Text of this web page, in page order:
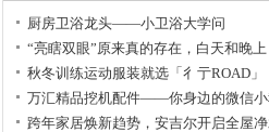
厨房卫浴龙头——小卫浴大学问
“亮瞎双眼”原来真的存在，白天和晚上
秋冬训练运动服装就选「彳亍ROAD」
万汇精品挖机配件——你身边的微信小
跨年家居焕新趋势，安吉尔开启全屋